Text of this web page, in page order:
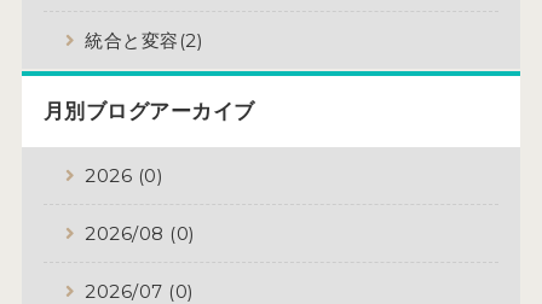
統合と変容(2)
月別ブログアーカイブ
2026 (0)
2026/08 (0)
2026/07 (0)